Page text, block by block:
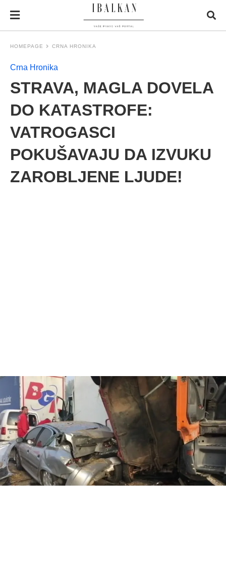
HOMEPAGE CRNA HRONIKA
Crna Hronika
STRAVA, MAGLA DOVELA
DO KATASTROFE:
VATROGASCI
POKUŠAVAJU DA IZVUKU
ZAROBLJENE LJUDE!